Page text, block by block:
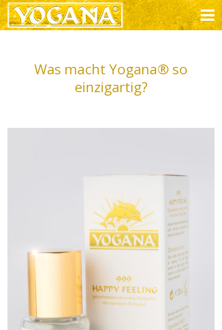
Was macht Yogana® so
einzigartig?